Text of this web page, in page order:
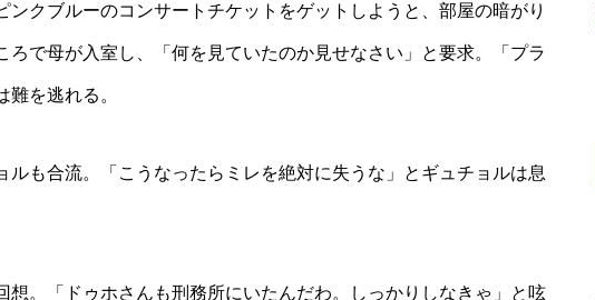
ンクブルーのコンサートチケットをゲットしようと、部屋の暗がり
ろで母が入室し、「何を見ていたのか見せなさい」と要求。「プラ
を逃れる。
ルも合流。「こうなったらミレを絶対に失うな」とギュチョルは息
想。「ドゥホさんも刑務所にいたんだわ。しっかりしなきゃ」と呟